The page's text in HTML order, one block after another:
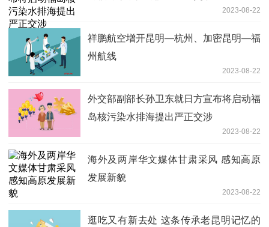
2023-08-22
祥鹏航空增开昆明—杭州、加密昆明—福
州航线
2023-08-22
外交部副部长孙卫东就日方宣布将启动福
岛核污染水排海提出严正交涉
2023-08-22
海外及两岸华文媒体甘肃采风 感知高原
发展新貌
2023-08-22
逛吃又有新去处 这条传承老昆明记忆的